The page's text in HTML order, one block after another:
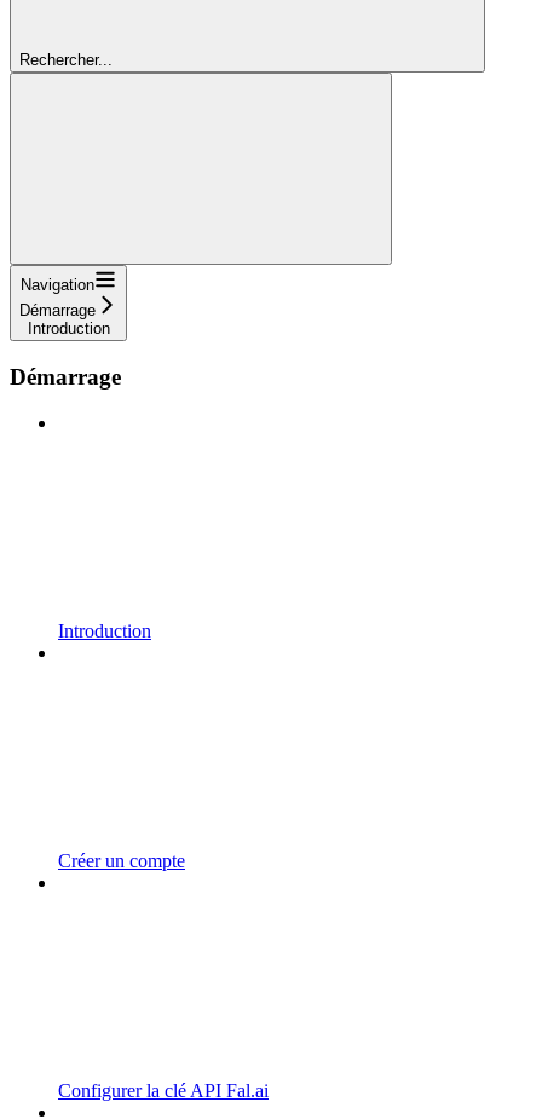
Rechercher...
Navigation
Démarrage
Introduction
Démarrage
Introduction
Créer un compte
Configurer la clé API Fal.ai